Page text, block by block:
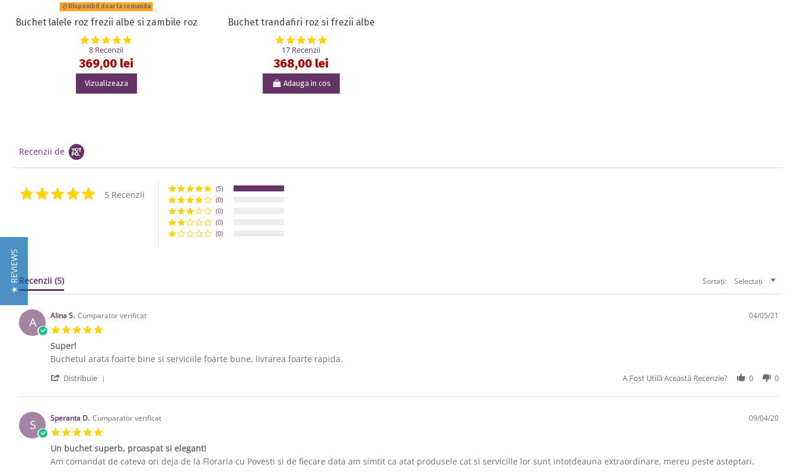
Disponibil doar la comanda
Buchet lalele roz frezii albe si zambile roz
8 Recenzii
369,00 lei
Vizualizeaza
Buchet trandafiri roz si frezii albe
4.9 star rating
17 Recenzii
368,00 lei
Adauga in cos
Recenzii de
5.0 star rating
5 Recenzii
(5)
(0)
(0)
(0)
(0)
Recenzii (5) Sortați: Selectați
A Alina S. Cumparator verificat
5.0 star rating
04/05/21
Super!
Review by Alina S. on 4 May 2021
review stating Super!
Buchetul arata foarte bine si serviciile foarte bune, livrarea foarte rapida.
Distribuie A Fost Utilă Această Recenzie? 0 0
S Speranta D. Cumparator verificat
5.0 star rating
09/04/20
Un buchet superb, proaspat si elegant!
Review by Speranta D. on 9 Apr 2020
review stating Un buchet superb, proaspat si elegant!
Am comandat de cateva ori deja de la Floraria cu Povesti si de fiecare data am simtit ca atat produsele cat si servicille lor sunt intotdeauna extraordinare, mereu peste asteptari.
★ REVIEWS